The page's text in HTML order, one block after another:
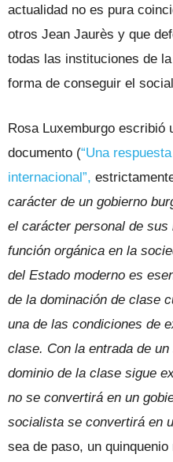
actualidad no es pura
otros Jean Jaurès y que
todas las instituciones de
forma de conseguir el
Rosa Luxemburgo escribió
documento (“Una
internacional”,
carácter de un gobierno
el carácter personal de
función orgánica en la
del Estado moderno es
de la dominación de clase
una de las condiciones de
clase. Con la entrada de
dominio de la clase sigue
no se convertirá en un
socialista se convertirá en
sea de paso, un